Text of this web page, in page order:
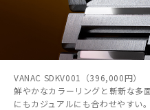
VANAC SDKV001（396,000円）
鮮やかなカラーリングと斬新な多
にもカジュアルにも合わせやすい。